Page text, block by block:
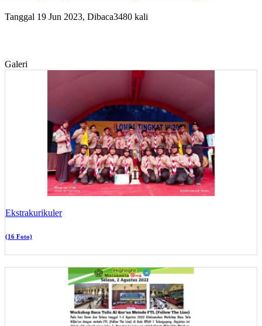
Tanggal 19 Jun 2023, Dibaca3480 kali
Galeri
Ekstrakurikuler
(16 Foto)